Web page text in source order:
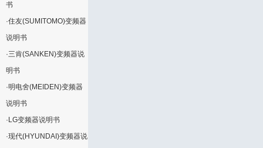
书
·住友(SUMITOMO)变频器
说明书
·三肯(SANKEN)变频器说
明书
·明电舍(MEIDEN)变频器
说明书
· LG变频器说明书
·现代(HYUNDAI)变频器说